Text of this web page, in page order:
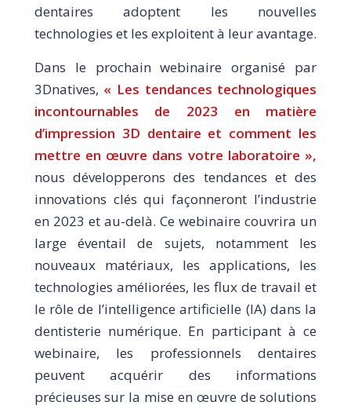
dentaires adoptent les nouvelles
technologies et les exploitent à leur avantage.
Dans le prochain webinaire organisé par
3Dnatives, « Les tendances technologiques
incontournables de 2023 en matière
d’impression 3D dentaire et comment les
mettre en œuvre dans votre laboratoire »,
nous développerons des tendances et des
innovations clés qui façonneront l’industrie
en 2023 et au-delà. Ce webinaire couvrira un
large éventail de sujets, notamment les
nouveaux matériaux, les applications, les
technologies améliorées, les flux de travail et
le rôle de l’intelligence artificielle (IA) dans la
dentisterie numérique. En participant à ce
webinaire, les professionnels dentaires
peuvent acquérir des informations
précieuses sur la mise en œuvre de solutions